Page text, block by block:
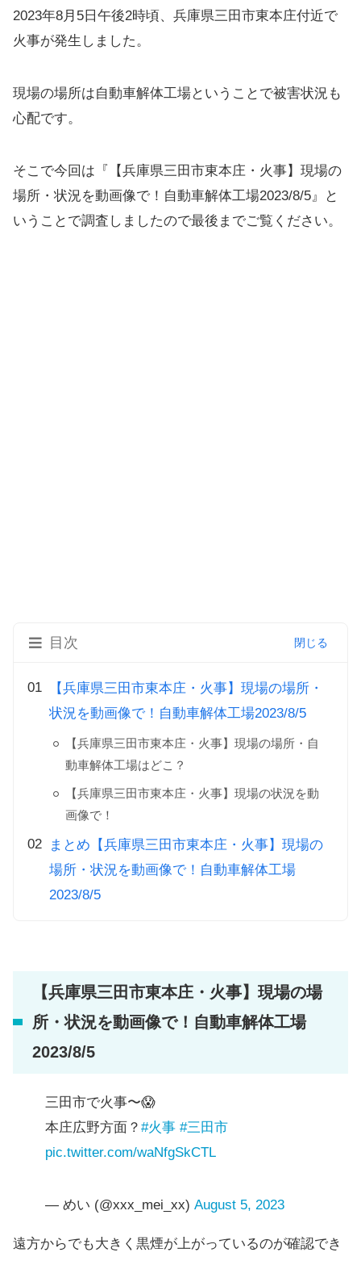
2023年8月5日午後2時頃、兵庫県三田市東本庄付近で
火事が発生しました。
現場の場所は自動車解体工場ということで被害状況も
心配です。
そこで今回は『【兵庫県三田市東本庄・火事】現場の
場所・状況を動画像で！自動車解体工場2023/8/5』と
いうことで調査しましたので最後までご覧ください。
目次
【兵庫県三田市東本庄・火事】現場の場所・
状況を動画像で！自動車解体工場2023/8/5
【兵庫県三田市東本庄・火事】現場の場所・自
動車解体工場はどこ？
【兵庫県三田市東本庄・火事】現場の状況を動
画像で！
まとめ【兵庫県三田市東本庄・火事】現場の
場所・状況を動画像で！自動車解体工場
2023/8/5
【兵庫県三田市東本庄・火事】現場の場
所・状況を動画像で！自動車解体工場
2023/8/5
三田市で火事〜😱
本庄広野方面？ #火事 #三田市
pic.twitter.com/waNfgSkCTL
— めい (@xxx_mei_xx) August 5, 2023
遠方からでも大きく黒煙が上がっているのが確認でき